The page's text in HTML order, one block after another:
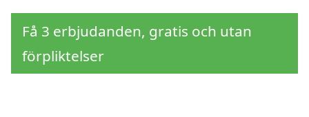
Få 3 erbjudanden, gratis och utan
förpliktelser